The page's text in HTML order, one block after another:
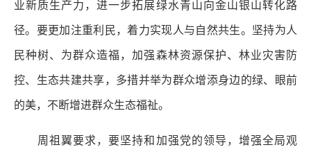
业新质生产力，进一步拓展绿水青山向金山银山转化路
径。要更加注重利民，着力实现人与自然共生。坚持为人
民种树、为群众造福，加强森林资源保护、林业灾害防
控、生态共建共享，多措并举为群众增添身边的绿、眼前
的美，不断增进群众生态福祉。
周祖翼要求，要坚持和加强党的领导，增强全局观